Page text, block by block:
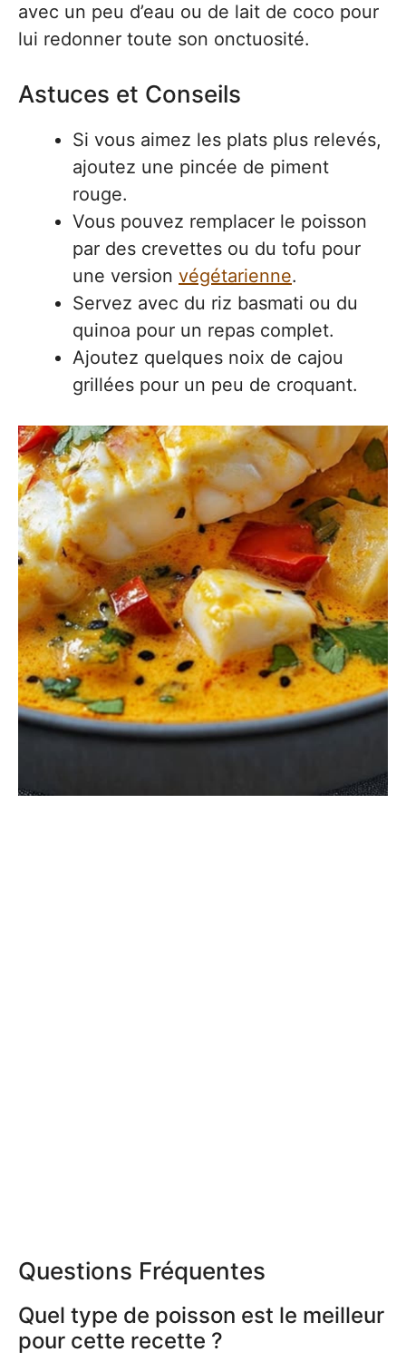
avec un peu d’eau ou de lait de coco pour
lui redonner toute son onctuosité.
Astuces et Conseils
Si vous aimez les plats plus relevés,
ajoutez une pincée de piment
rouge.
Vous pouvez remplacer le poisson
par des crevettes ou du tofu pour
une version végétarienne.
Servez avec du riz basmati ou du
quinoa pour un repas complet.
Ajoutez quelques noix de cajou
grillées pour un peu de croquant.
Questions Fréquentes
Quel type de poisson est le meilleur
pour cette recette ?